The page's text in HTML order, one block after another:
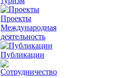
Проекты
Международная
деятельность
Публикации